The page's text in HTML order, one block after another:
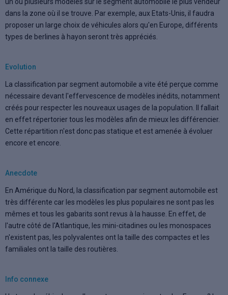
dans la zone où il se trouve. Par exemple, aux Etats-Unis, il faudra
proposer un large choix de véhicules alors qu'en Europe, différents
types de berlines à hayon seront très appréciés.
Evolution
La classification par segment automobile a vite été perçue comme
nécessaire devant l'effervescence de modèles inédits, notamment
créés pour respecter les nouveaux usages de la population. Il fallait
en effet répertorier tous les modèles afin de mieux les différencier.
Cette répartition n'est donc pas statique et est amenée à évoluer
encore et encore.
Anecdote
En Amérique du Nord, la classification par segment automobile est
très différente car les modèles les plus populaires ne sont pas les
mêmes et tous les gabarits sont revus à la hausse. En effet, de
l'autre côté de l'Atlantique, les mini-citadines ou les monospaces
n'existent pas, les polyvalentes ont la taille des compactes et les
familiales ont la taille des routières.
Info connexe